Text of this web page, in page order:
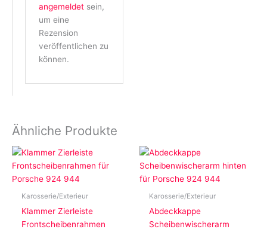
angemeldet sein,
um eine
Rezension
veröffentlichen zu
können.
Ähnliche Produkte
Karosserie/Exterieur
Klammer Zierleiste
Frontscheibenrahmen
Karosserie/Exterieur
Abdeckkappe
Scheibenwischerarm